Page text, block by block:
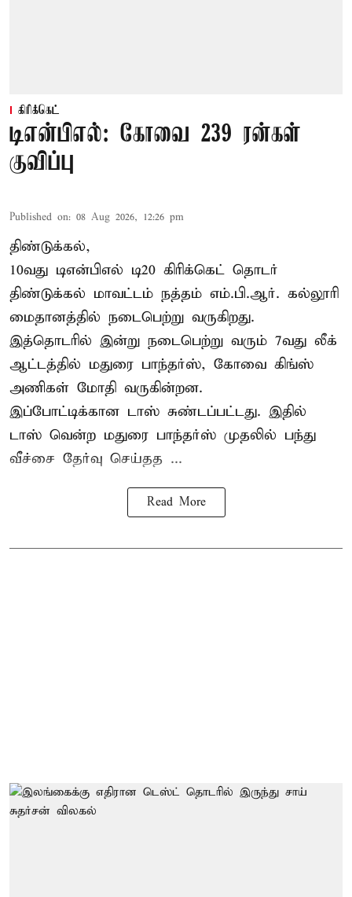
கிரிக்கெட்
டிஎன்பிஎல்: கோவை 239 ரன்கள்
குவிப்பு
Published on: 08 Aug 2026, 12:26 pm
திண்டுக்கல்,
10வது டிஎன்பிஎல் டி20 கிரிக்கெட் தொடர்
திண்டுக்கல் மாவட்டம் நத்தம் எம்.பி.ஆர். கல்லூரி
மைதானத்தில் நடைபெற்று வருகிறது.
இத்தொடரில் இன்று நடைபெற்று வரும் 7வது லீக்
ஆட்டத்தில் மதுரை பாந்தர்ஸ், கோவை கிங்ஸ்
அணிகள் மோதி வருகின்றன.
இப்போட்டிக்கான டாஸ் சுண்டப்பட்டது. இதில்
டாஸ் வென்ற மதுரை பாந்தர்ஸ் முதலில் பந்து
வீச்சை தேர்வு செய்தத ...
Read More